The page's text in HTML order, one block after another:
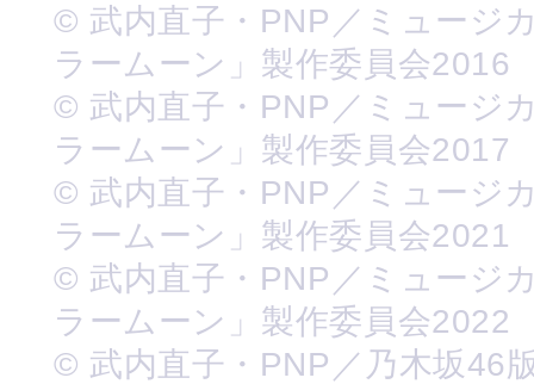
© 武内直子・PNP／ミュージ
ラームーン」製作委員会2016
© 武内直子・PNP／ミュージ
ラームーン」製作委員会2017
© 武内直子・PNP／ミュージ
ラームーン」製作委員会2021
© 武内直子・PNP／ミュージ
ラームーン」製作委員会2022
© 武内直子・PNP／乃木坂46